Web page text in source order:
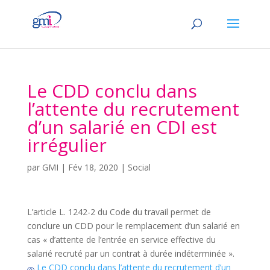
Le CDD conclu dans
l’attente du recrutement
d’un salarié en CDI est
irrégulier
par GMI | Fév 18, 2020 | Social
L’article L. 1242-2 du Code du travail permet de
conclure un CDD pour le remplacement d’un salarié en
cas « d’attente de l’entrée en service effective du
salarié recruté par un contrat à durée indéterminée ».
Le CDD conclu dans l’attente du recrutement d’un